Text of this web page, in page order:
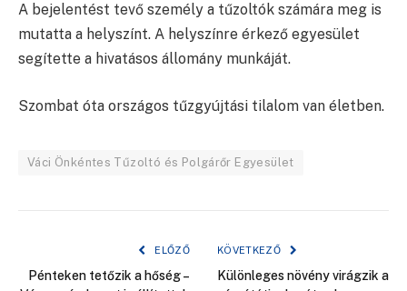
A bejelentést tevő személy a tűzoltók számára meg is
mutatta a helyszínt. A helyszínre érkező egyesület
segítette a hivatásos állomány munkáját.
Szombat óta országos tűzgyújtási tilalom van életben.
Váci Önkéntes Tűzoltó és Polgárőr Egyesület
ELŐZŐ
Pénteken tetőzik a hőség –
KÖVETKEZŐ
Különleges növény virágzik a